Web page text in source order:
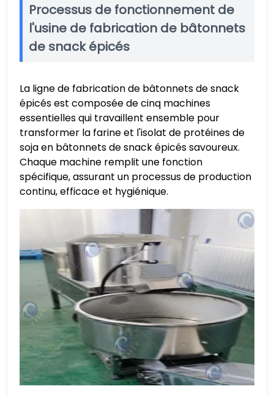
Processus de fonctionnement de
l'usine de fabrication de bâtonnets
de snack épicés
La ligne de fabrication de bâtonnets de snack
épicés est composée de cinq machines
essentielles qui travaillent ensemble pour
transformer la farine et l'isolat de protéines de
soja en bâtonnets de snack épicés savoureux.
Chaque machine remplit une fonction
spécifique, assurant un processus de production
continu, efficace et hygiénique.